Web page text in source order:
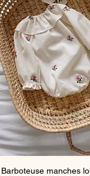
Quick View
Barboteuse manches